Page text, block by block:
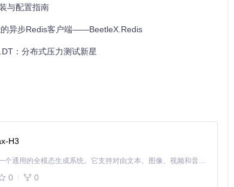
与配置指南
的异步Redis客户端——BeetleX.Redis
：分布式压力测试新星
H3
MiniMax H3 是一个通用的全模态生成系统。它支持对由文本、图像、视频和音频组成的多模态上下文进行统一理解，并能生成分辨率高达 2K、时长可达 15 秒的带原生立体声音频的视频。得益于面向任务泛化的系统设计，H3 在预训练阶段就已具备广泛的多模态上下文理解与生成能力，能够出色地执行复杂的多模态指令。
0 0